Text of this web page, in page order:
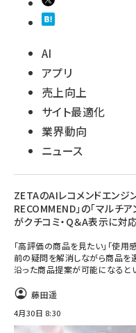
AI
アプリ
売上向上
サイト最適化
業界動向
ニュース
ZETAのAIレコメンドエンジ
RECOMMEND」の「マルチア
がクチコミ・Q＆A表示に対
「高評価の商品を見たい」「使
前の疑問を解消しながら商品を
沿った商品提案が可能になると
藤田遥
4月30日 8:30